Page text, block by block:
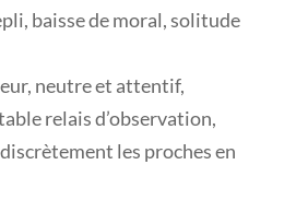
baisse de moral, solitude
neutre et attentif,
relais d’observation,
les proches en